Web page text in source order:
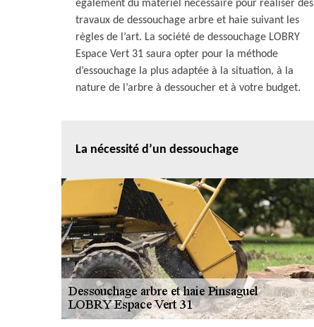
également du matériel nécessaire pour réaliser des
travaux de dessouchage arbre et haie suivant les
règles de l’art. La société de dessouchage LOBRY
Espace Vert 31 saura opter pour la méthode
d’essouchage la plus adaptée à la situation, à la
nature de l’arbre à dessoucher et à votre budget.
La nécessité d’un dessouchage